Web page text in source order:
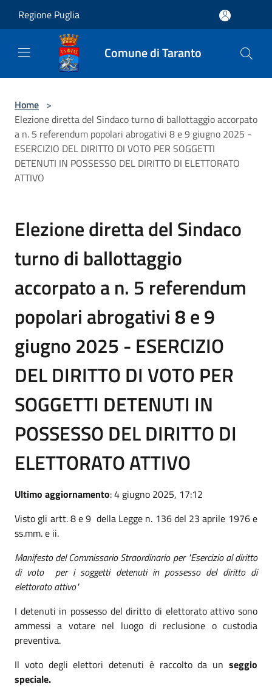
Regione Puglia
Comune di Taranto
Home >
Elezione diretta del Sindaco turno di ballottaggio accorpato
a n. 5 referendum popolari abrogativi 8 e 9 giugno 2025 -
ESERCIZIO DEL DIRITTO DI VOTO PER SOGGETTI
DETENUTI IN POSSESSO DEL DIRITTO DI ELETTORATO
ATTIVO
Elezione diretta del Sindaco
turno di ballottaggio
accorpato a n. 5 referendum
popolari abrogativi 8 e 9
giugno 2025 - ESERCIZIO
DEL DIRITTO DI VOTO PER
SOGGETTI DETENUTI IN
POSSESSO DEL DIRITTO DI
ELETTORATO ATTIVO
Ultimo aggiornamento: 4 giugno 2025, 17:12
Visto gli artt. 8 e 9 della Legge n. 136 del 23 aprile 1976 e
ss.mm. e ii.
Manifesto del Commissario Straordinario per "Esercizio al diritto
di voto per i soggetti detenuti in possesso del diritto di
elettorato attivo"
I detenuti in possesso del diritto di elettorato attivo sono
ammessi a votare nel luogo di reclusione o custodia
preventiva.
Il voto degli elettori detenuti è raccolto da un seggio
speciale.